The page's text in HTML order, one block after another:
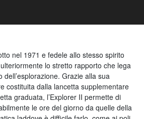
nel 1971 e fedele allo stesso spirito
lo stretto rapporto che lega
dell’esplorazione. Grazie alla sua
costituita dalla lancetta supplementare
graduata, l’Explorer II permette di
le ore del giorno da quelle della